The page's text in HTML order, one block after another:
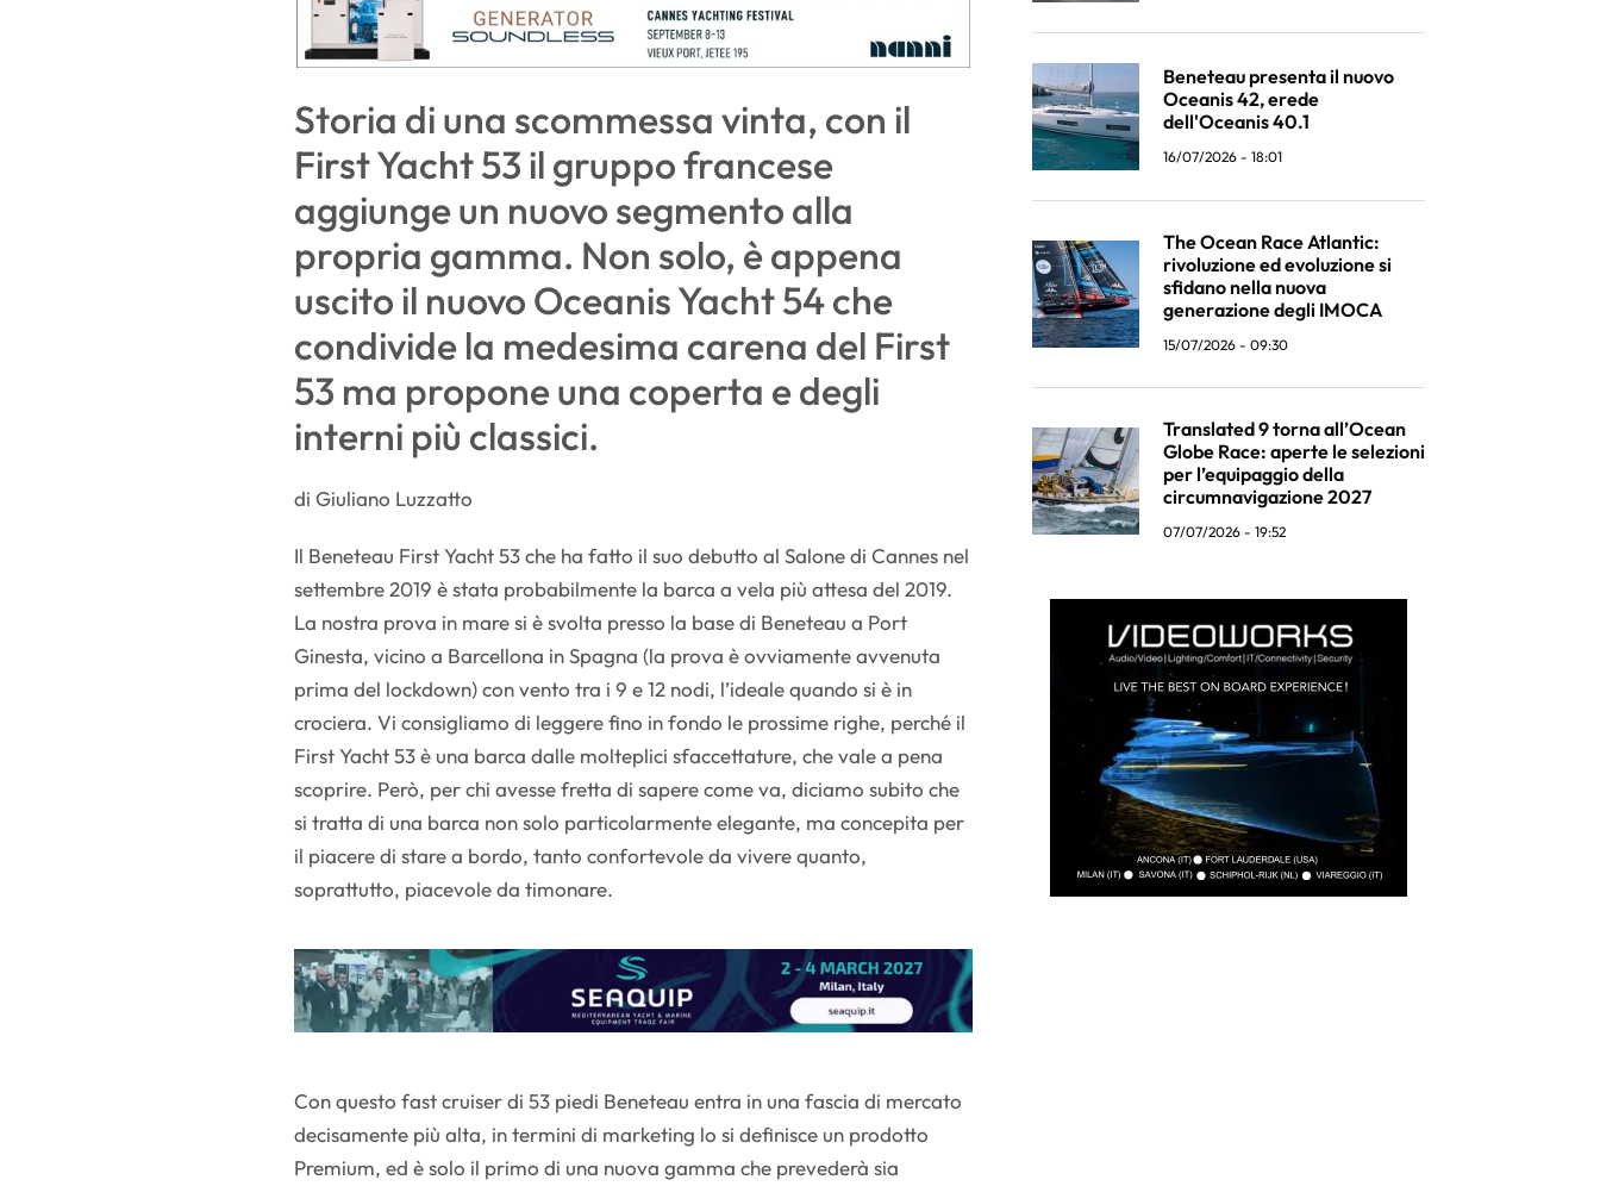
Storia di una scommessa vinta, con il
First Yacht 53 il gruppo francese
aggiunge un nuovo segmento alla
propria gamma. Non solo, è appena
uscito il nuovo Oceanis Yacht 54 che
condivide la medesima carena del First
53 ma propone una coperta e degli
interni più classici.
di Giuliano Luzzatto
Il Beneteau First Yacht 53 che ha fatto il suo debutto al Salone di Cannes nel
settembre 2019 è stata probabilmente la barca a vela più attesa del 2019.
La nostra prova in mare si è svolta presso la base di Beneteau a Port
Ginesta, vicino a Barcellona in Spagna (la prova è ovviamente avvenuta
prima del lockdown) con vento tra i 9 e 12 nodi, l’ideale quando si è in
crociera. Vi consigliamo di leggere fino in fondo le prossime righe, perché il
First Yacht 53 è una barca dalle molteplici sfaccettature, che vale a pena
scoprire. Però, per chi avesse fretta di sapere come va, diciamo subito che
si tratta di una barca non solo particolarmente elegante, ma concepita per
il piacere di stare a bordo, tanto confortevole da vivere quanto,
soprattutto, piacevole da timonare.
Con questo fast cruiser di 53 piedi Beneteau entra in una fascia di mercato
decisamente più alta, in termini di marketing lo si definisce un prodotto
Premium, ed è solo il primo di una nuova gamma che prevederà sia
Beneteau presenta il nuovo
Oceanis 42, erede
dell'Oceanis 40.1
16/07/2026 - 18:01
The Ocean Race Atlantic:
rivoluzione ed evoluzione si
sfidano nella nuova
generazione degli IMOCA
15/07/2026 - 09:30
Translated 9 torna all’Ocean
Globe Race: aperte le selezioni
per l’equipaggio della
circumnavigazione 2027
07/07/2026 - 19:52